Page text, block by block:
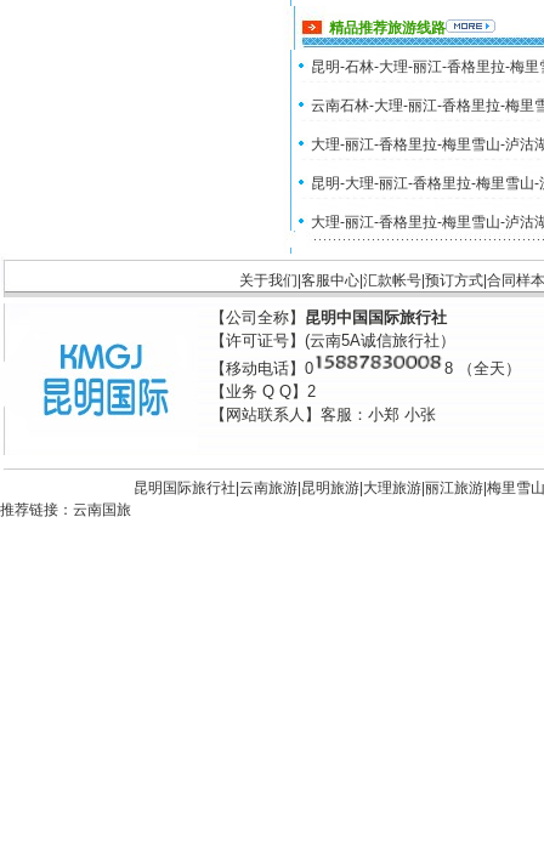
精品推荐旅游线路
昆明-石林-大理-丽江-香格里拉-梅
云南石林-大理-丽江-香格里拉-梅里
大理-丽江-香格里拉-梅里雪山-泸沽
昆明-大理-丽江-香格里拉-梅里雪山
大理-丽江-香格里拉-梅里雪山-泸沽
关于我们 客服中心 汇款帐号 预订方式 合同样本
【公司全称】 昆明中国国际旅行社
【许可证号】(云南5A诚信旅行社）
【移动电话】0
8 （全天）
【业务 Q Q】2
【网站联系人】客服：小郑 小张
昆明国际旅行社| 云南旅游 昆明旅游 大理旅游 丽江旅游 梅里雪山
推荐链接： 云南国旅